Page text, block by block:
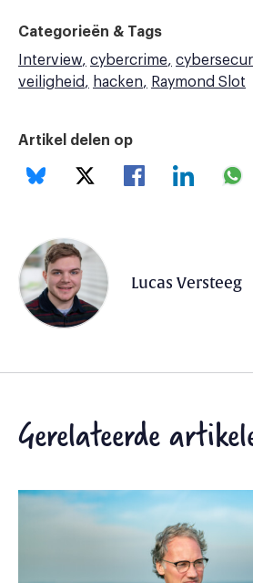
Categorieën & Tags
Interview cybercrime
veiligheid
hacken Raymond Slot
Artikel delen op
Lucas Versteeg
Gerelateerde